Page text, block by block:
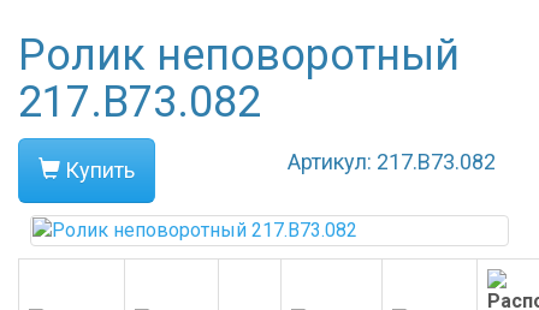
Ролик неповоротный
217.B73.082
Купить Артикул: 217.B73.082